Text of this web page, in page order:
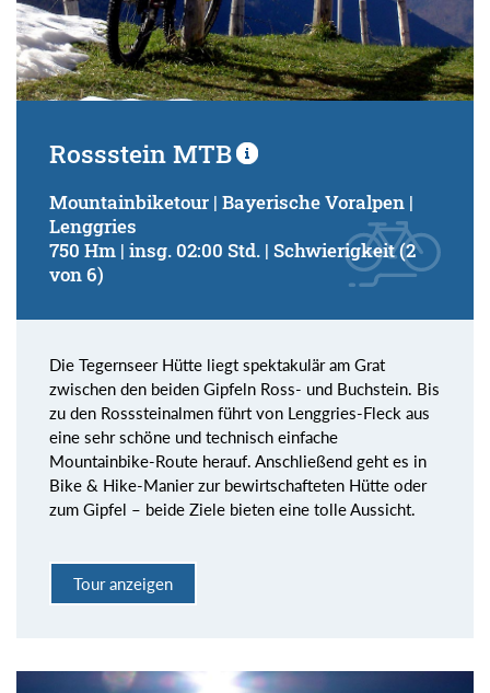
Rossstein MTB
Mountainbiketour | Bayerische Voralpen |
Lenggries
750 Hm | insg. 02:00 Std. | Schwierigkeit (2
von 6)
Die Tegernseer Hütte liegt spektakulär am Grat
zwischen den beiden Gipfeln Ross- und Buchstein. Bis
zu den Rosssteinalmen führt von Lenggries-Fleck aus
eine sehr schöne und technisch einfache
Mountainbike-Route herauf. Anschließend geht es in
Bike & Hike-Manier zur bewirtschafteten Hütte oder
zum Gipfel – beide Ziele bieten eine tolle Aussicht.
Tour anzeigen